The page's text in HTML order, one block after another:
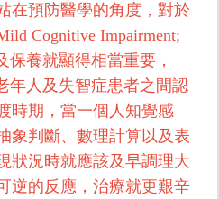
在預防醫學的角度，對於
Cognitive Impairment;
養就顯得相當重要，
年人及失智症患者之間認
時期，當一個人知覺感
象判斷、數理計算以及表
狀況時就應該及早調理大
逆的反應，治療就更艱辛